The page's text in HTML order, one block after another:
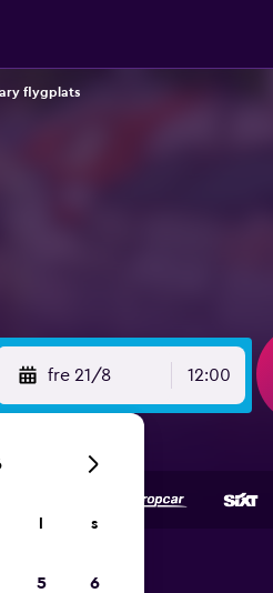
flygplats
fre 21/8 12:00
s
5 6